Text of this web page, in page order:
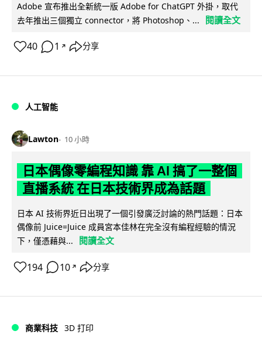
Adobe 宣布推出全新統一版 Adobe for ChatGPT 外掛，取代
去年推出三個獨立 connector，將 Photoshop、...
閱讀全文
40 1 ↗ 分享
人工智能
Lawton 10 小時
日本偶像零編程知識 靠 AI 搞了一整個
直播系統 在日本技術界成為話題
日本 AI 技術界近日出現了一個引發廣泛討論的熱門話題：日本
偶像前 Juice=Juice 成員宮本佳林在完全沒有編程經驗的情況
下，僅憑藉與...
閱讀全文
194 10 ↗ 分享
商業科技 3D 打印